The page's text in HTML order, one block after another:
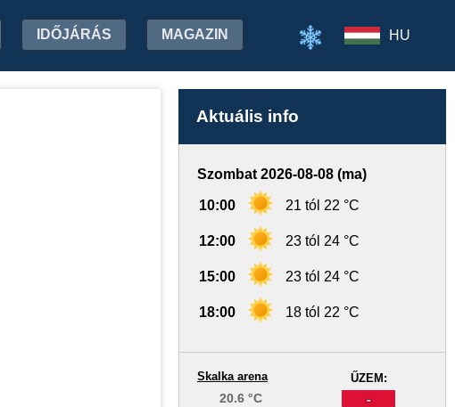
IDŐJÁRÁS MAGAZIN HU
Aktuális info
Szombat 2026-08-08 (ma)
10:00 21 tól 22 °C
12:00 23 tól 24 °C
15:00 23 tól 24 °C
18:00 18 tól 22 °C
ŰZEM:
-
Skalka arena
20.6 °C